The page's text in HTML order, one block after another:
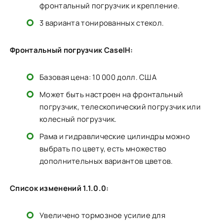
фронтальный погрузчик и крепление.
3 варианта тонированных стекол.
Фронтальный погрузчик CaseIH:
Базовая цена: 10 000 долл. США
Может быть настроен на фронтальный
погрузчик, телескопический погрузчик или
колесный погрузчик.
Рама и гидравлические цилиндры можно
выбрать по цвету, есть множество
дополнительных вариантов цветов.
Список изменений 1.1.0.0:
Увеличено тормозное усилие для